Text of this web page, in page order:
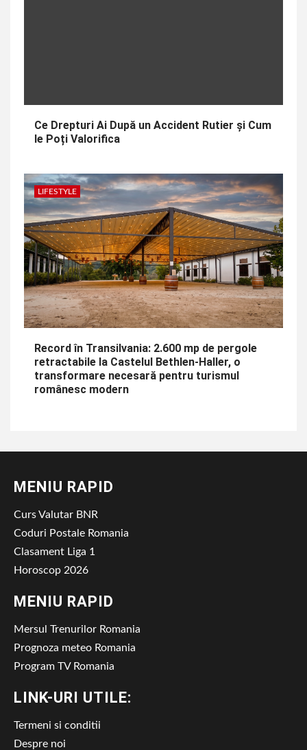
Ce Drepturi Ai După un Accident Rutier și Cum
le Poți Valorifica
LIFESTYLE
Record în Transilvania: 2.600 mp de pergole
retractabile la Castelul Bethlen-Haller, o
transformare necesară pentru turismul
românesc modern
MENIU RAPID
Curs Valutar BNR
Coduri Postale Romania
Clasament Liga 1
Horoscop 2026
MENIU RAPID
Mersul Trenurilor Romania
Prognoza meteo Romania
Program TV Romania
LINK-URI UTILE:
Termeni si conditii
Despre noi